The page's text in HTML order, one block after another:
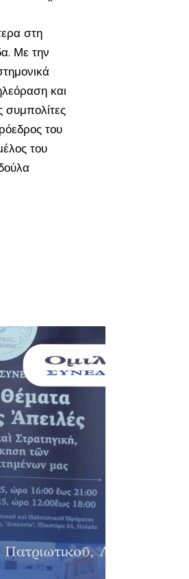
στη
Με την
και
συμπολίτες
του
του